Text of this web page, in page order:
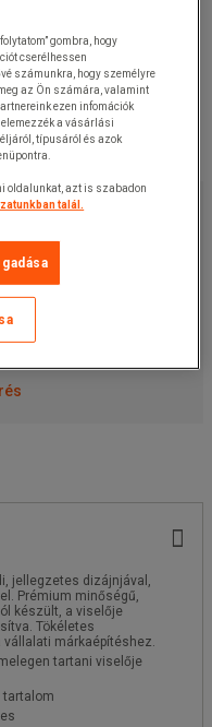
jellegzetes dizájnjával,
Prémium minőségű,
készült, a viselője
Tökéletes
márkaépítéshez.
tartani viselője
tartalom
gombra, hogy
cserélhessen
számunkra, hogy személyre
az Ön számára, valamint
ezen infomációk
a vásárlási
típusáról és azok
oldalunkat, azt is szabadon
talál.